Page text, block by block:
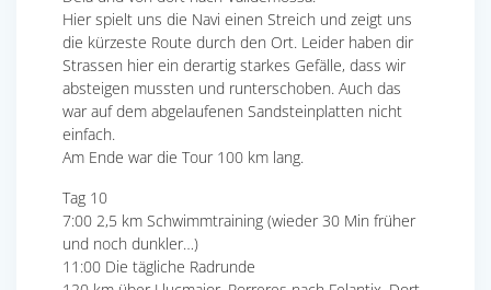
Hier spielt uns die Navi einen Streich und zeigt uns
die kürzeste Route durch den Ort. Leider haben dir
Strassen hier ein derartig starkes Gefälle, dass wir
absteigen mussten und runterschoben. Auch das
war auf dem abgelaufenen Sandsteinplatten nicht
einfach.
Am Ende war die Tour 100 km lang.
Tag 10
7:00 2,5 km Schwimmtraining (wieder 30 Min früher
und noch dunkler…)
11:00 Die tägliche Radrunde